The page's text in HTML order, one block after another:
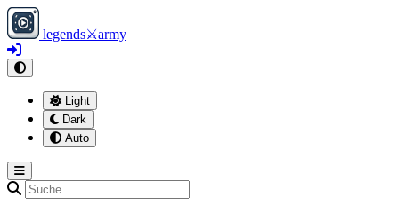
legends⚔army
Light
Dark
Auto